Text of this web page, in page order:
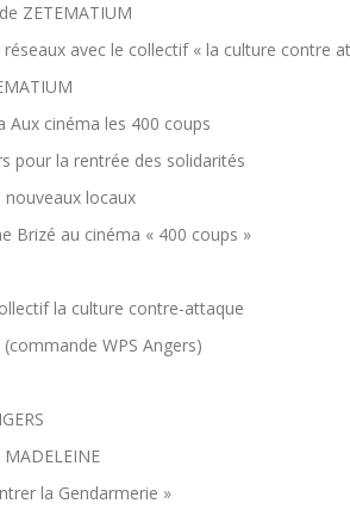
ZETEMATIUM
avec le collectif « la culture contre
Aux cinéma les 400 coups
pour la rentrée des solidarités
nouveaux locaux
Brizé au cinéma « 400 coups »
la culture contre-attaque
WPS Angers)
la Gendarmerie »